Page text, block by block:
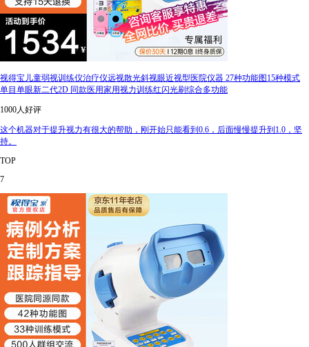
视得宝儿童弱视训练仪治疗仪远视散光斜视眼近视型医院仪器 27种功能图15种模式
单目单眼新二代2D 同款医用家用视力训练红闪光刷综合多功能
1000人好评
这个机器对于提升视力有很大的帮助，刚开始只能看到0.6，后面慢慢提升到1.0，坚
持。
TOP
7